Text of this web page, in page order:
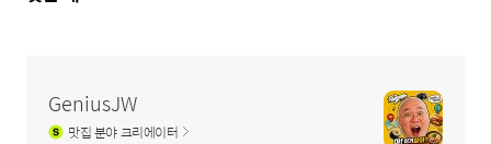
GeniusJW
맛집분야 크리에이터